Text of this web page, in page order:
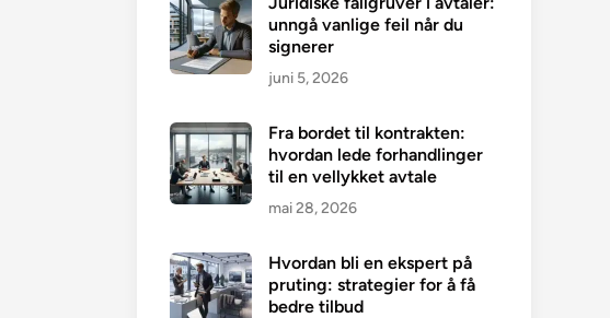
unngå vanlige feil når du
signerer
juni 5, 2026
Fra bordet til kontrakten:
hvordan lede forhandlinger
til en vellykket avtale
mai 28, 2026
Hvordan bli en ekspert på
pruting: strategier for å få
bedre tilbud